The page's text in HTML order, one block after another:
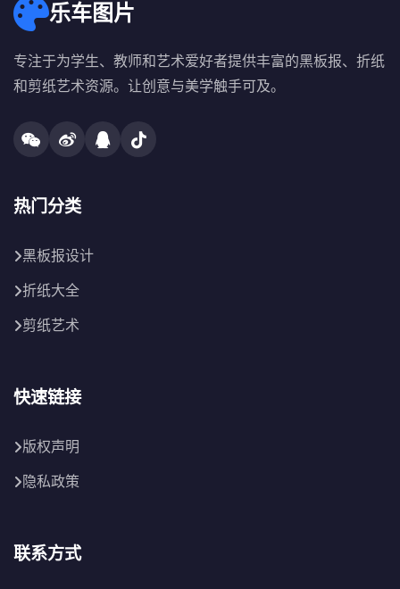
乐车图片
专注于为学生、教师和艺术爱好者提供丰富的黑板报、折纸
和剪纸艺术资源。让创意与美学触手可及。
热门分类
黑板报设计
折纸大全
剪纸艺术
快速链接
版权声明
隐私政策
联系方式